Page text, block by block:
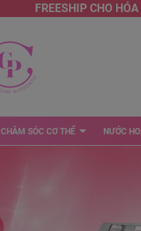
FREESHIP CHO HÓA ĐƠN
CHĂM SÓC CƠ THỂ NƯỚC